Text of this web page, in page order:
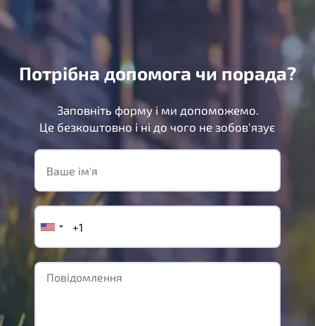
Потрібна допомога чи порада?
Заповніть форму і ми допоможемо.
Це безкоштовно і ні до чого не зобов'язує